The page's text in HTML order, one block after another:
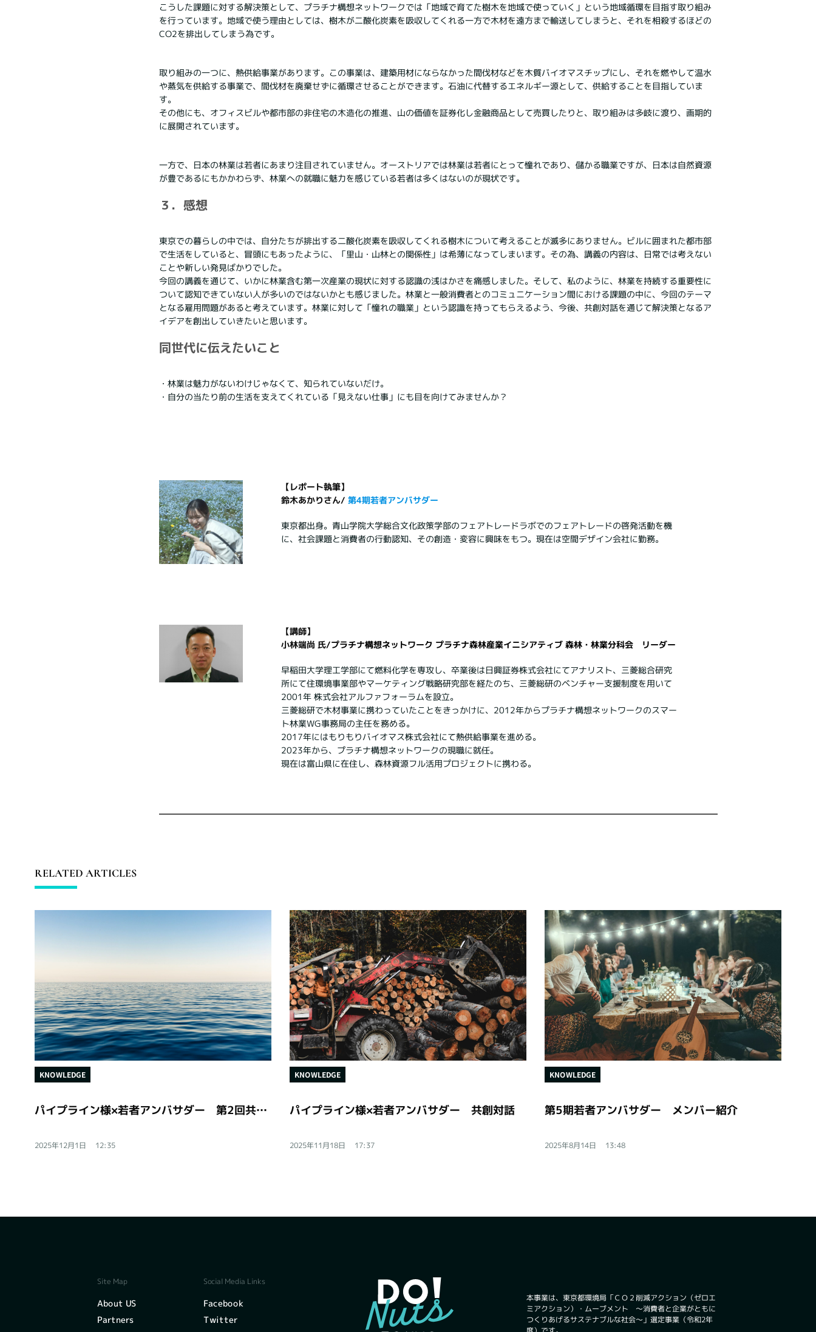
こうした課題に対する解決策として、プラチナ構想ネットワークでは「地域で育てた樹木を地域で使っていく」という地域循環を目指す取り組み
を行っています。地域で使う理由としては、樹木が二酸化炭素を吸収してくれる一方で木材を遠方まで輸送してしまうと、それを相殺するほどの
CO2を排出してしまう為です。
取り組みの一つに、熱供給事業があります。この事業は、建築用材にならなかった間伐材などを木質バイオマスチップにし、それを燃やして温水
や蒸気を供給する事業で、間伐材を廃棄せずに循環させることができます。石油に代替するエネルギー源として、供給することを目指していま
す。
その他にも、オフィスビルや都市部の非住宅の木造化の推進、山の価値を証券化し金融商品として売買したりと、取り組みは多岐に渡り、画期的
に展開されています。
一方で、日本の林業は若者にあまり注目されていません。オーストリアでは林業は若者にとって憧れであり、儲かる職業ですが、日本は自然資源
が豊であるにもかかわらず、林業への就職に魅力を感じている若者は多くはないのが現状です。
３．感想
東京での暮らしの中では、自分たちが排出する二酸化炭素を吸収してくれる樹木について考えることが滅多にありません。ビルに囲まれた都市部
で生活をしていると、冒頭にもあったように、「里山・山林との関係性」は希薄になってしまいます。その為、講義の内容は、日常では考えない
ことや新しい発見ばかりでした。
今回の講義を通じて、いかに林業含む第一次産業の現状に対する認識の浅はかさを痛感しました。そして、私のように、林業を持続する重要性に
ついて認知できていない人が多いのではないかとも感じました。林業と一般消費者とのコミュニケーション間における課題の中に、今回のテーマ
となる雇用問題があると考えています。林業に対して「憧れの職業」という認識を持ってもらえるよう、今後、共創対話を通じて解決策となるア
イデアを創出していきたいと思います。
同世代に伝えたいこと
・林業は魅力がないわけじゃなくて、知られていないだけ。
・自分の当たり前の生活を支えてくれている「見えない仕事」にも目を向けてみませんか？
【レポート執筆】
鈴木あかりさん/ 第4期若者アンバサダー
東京都出身。青山学院大学総合文化政策学部のフェアトレードラボでのフェアトレードの啓発活動を機
に、社会課題と消費者の行動認知、その創造・変容に興味をもつ。現在は空間デザイン会社に勤務。
【講師】
小林端尚 氏/プラチナ構想ネットワーク プラチナ森林産業イニシアティブ 森林・林業分科会 リーダー
早稲田大学理工学部にて燃料化学を専攻し、卒業後は日興証券株式会社にてアナリスト、三菱総合研究
所にて住環境事業部やマーケティング戦略研究部を経たのち、三菱総研のベンチャー支援制度を用いて
2001年 株式会社アルファフォーラムを設立。
三菱総研で木材事業に携わっていたことをきっかけに、2012年からプラチナ構想ネットワークのスマー
ト林業WG事務局の主任を務める。
2017年にはもりもりバイオマス株式会社にて熱供給事業を進める。
2023年から、プラチナ構想ネットワークの現職に就任。
現在は富山県に在住し、森林資源フル活用プロジェクトに携わる。
RELATED ARTICLES
KNOWLEDGE
パイプライン様×若者アンバサダー 第2回共創対話
2025年12月1日 12:35
KNOWLEDGE
パイプライン様×若者アンバサダー 共創対話
2025年11月18日 17:37
KNOWLEDGE
第5期若者アンバサダー メンバー紹介
2025年8月14日 13:48
Site Map
About US
Partners
Social Media Links
Facebook
Twitter
本事業は、東京都環境局「ＣＯ２削減アクション（ゼロエ
ミアクション）・ムーブメント ～消費者と企業がともに
つくりあげるサステナブルな社会～」選定事業（令和2年